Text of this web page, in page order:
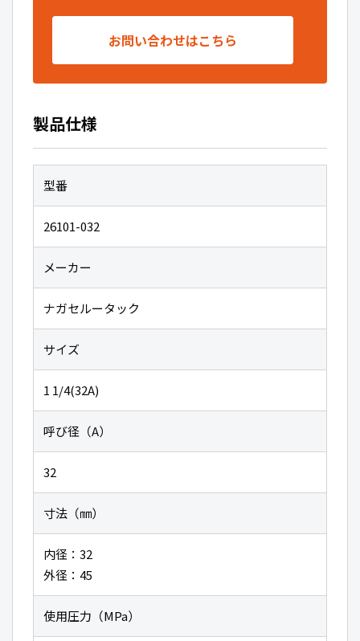
お問い合わせはこちら
製品仕様
型番
26101-032
メーカー
ナガセルータック
サイズ
1 1/4(32A)
呼び径（A）
32
寸法（㎜）
内径：32
外径：45
使用圧力（MPa）